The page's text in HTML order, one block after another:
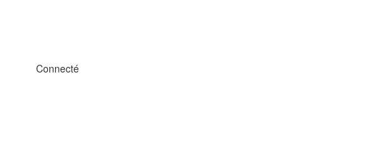
Connecté